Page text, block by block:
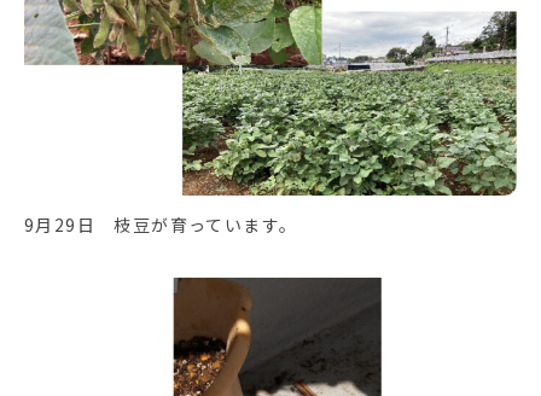
9月29日 枝豆が育っています。